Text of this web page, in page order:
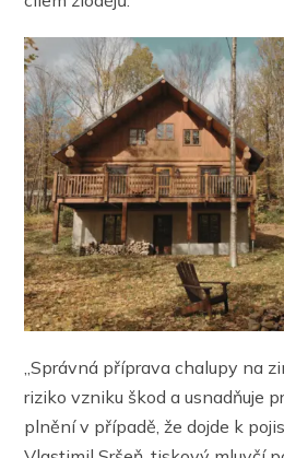
„Správná příprava chalupy na
riziko vzniku škod a usnadňuje
plnění v případě, že dojde k